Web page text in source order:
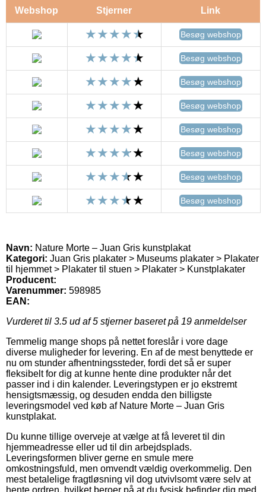
Webshop Stjerner Link
Besøg webshop
Besøg webshop
Besøg webshop
Besøg webshop
Besøg webshop
Besøg webshop
Besøg webshop
Besøg webshop
Navn: Nature Morte – Juan Gris kunstplakat
Kategori: Juan Gris plakater > Museums plakater > Plakater
til hjemmet > Plakater til stuen > Plakater > Kunstplakater
Producent:
Varenummer: 598985
EAN:
Vurderet til 3.5 ud af 5 stjerner baseret på 19 anmeldelser
Temmelig mange shops på nettet foreslår i vore dage
diverse muligheder for levering. En af de mest benyttede er
nu om stunder afhentningssteder, fordi det så er super
fleksibelt for dig at kunne hente dine produkter når det
passer ind i din kalender. Leveringstypen er jo ekstremt
hensigtsmæssig, og desuden endda den billigste
leveringsmodel ved køb af Nature Morte – Juan Gris
kunstplakat.
Du kunne tillige overveje at vælge at få leveret til din
hjemmeadresse eller ud til din arbejdsplads.
Leveringsformen bliver gerne en smule mere
omkostningsfuld, men omvendt vældig overkommelig. Den
mest betalelige fragtløsning vil dog utvivlsomt være selv at
hente ordren, hvilket beroer på at du fysisk befinder dig med